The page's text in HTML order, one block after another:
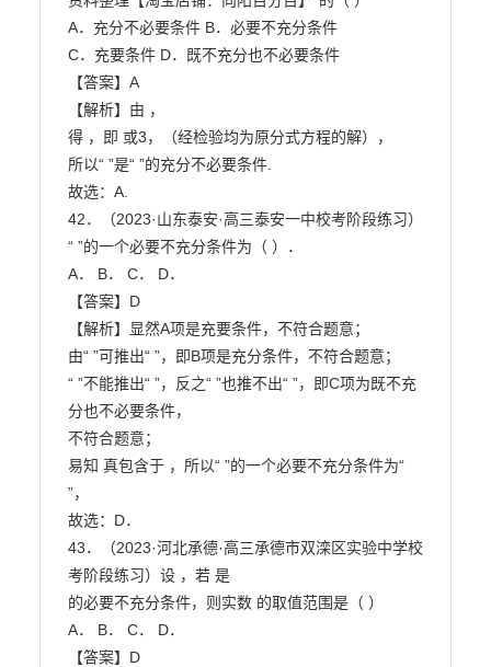
A．充分不必要条件 B．必要不充分条件
C．充要条件 D．既不充分也不必要条件
【答案】A
【解析】由 ，
得 ，即 或3，（经检验均为原分式方程的解），
所以“ ”是“ ”的充分不必要条件.
故选：A.
42．（2023·山东泰安·高三泰安一中校考阶段练习）
“ ”的一个必要不充分条件为（ ）．
A． B． C． D．
【答案】D
【解析】显然A项是充要条件，不符合题意；
由“ ”可推出“ ”，即B项是充分条件，不符合题意；
“ ”不能推出“ ”，反之“ ”也推不出“ ”，即C项为既不充
分也不必要条件，
不符合题意；
易知 真包含于 ，所以“ ”的一个必要不充分条件为“
”，
故选：D．
43．（2023·河北承德·高三承德市双滦区实验中学校
考阶段练习）设 ，若 是
的必要不充分条件，则实数 的取值范围是（ ）
A． B． C． D．
【答案】D